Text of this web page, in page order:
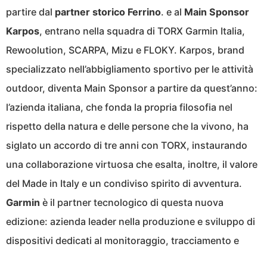
partire dal partner storico Ferrino. e al Main Sponsor
Karpos, entrano nella squadra di TORX Garmin Italia,
Rewoolution, SCARPA, Mizu e FLOKY. Karpos, brand
specializzato nell’abbigliamento sportivo per le attività
outdoor, diventa Main Sponsor a partire da quest’anno:
l’azienda italiana, che fonda la propria filosofia nel
rispetto della natura e delle persone che la vivono, ha
siglato un accordo di tre anni con TORX, instaurando
una collaborazione virtuosa che esalta, inoltre, il valore
del Made in Italy e un condiviso spirito di avventura.
Garmin è il partner tecnologico di questa nuova
edizione: azienda leader nella produzione e sviluppo di
dispositivi dedicati al monitoraggio, tracciamento e